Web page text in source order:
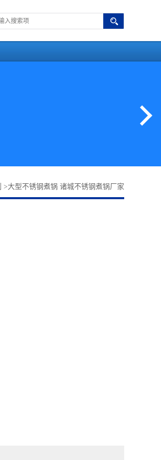
>大型不锈钢煮锅 诸城不锈钢煮锅厂家